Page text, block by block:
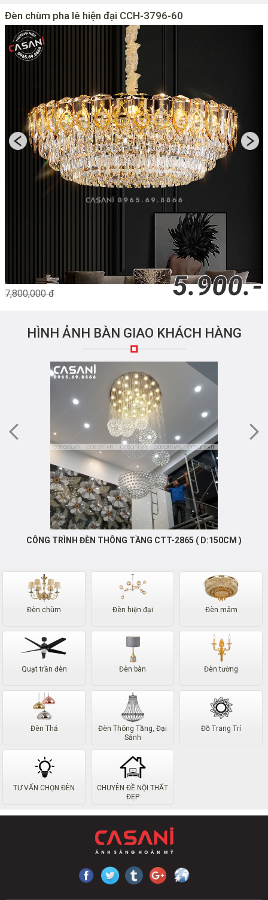
Đèn chùm pha lê hiện đại CCH-3796-60
7,800,000 đ 5.900.-
HÌNH ẢNH BÀN GIAO KHÁCH HÀNG
CÔNG TRÌNH ĐÈN THÔNG TẦNG CTT-2865 ( D:150CM )
Đèn chùm Đèn hiện đại Đèn mâm
Quạt trần đèn Đèn bàn Đèn tường
Đèn Thả
Đèn Thông Tầng, Đại
Sảnh
Đồ Trang Trí
TƯ VẤN CHỌN ĐÈN
CHUYÊN ĐỀ NỘI THẤT
ĐẸP